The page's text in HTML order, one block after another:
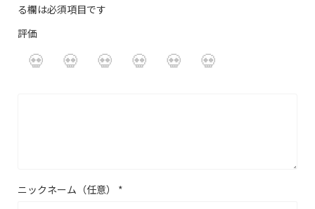
る欄は必須項目です
評価
ニックネーム（任意） *